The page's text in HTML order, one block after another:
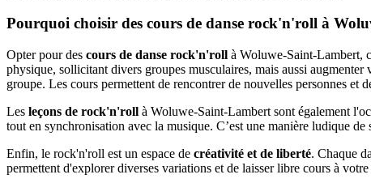
Pourquoi choisir des cours de danse rock'n'roll à
Opter pour des cours de danse rock'n'roll à Woluwe-Saint-Lambert,
physique, sollicitant divers groupes musculaires, mais aussi
groupe. Les cours permettent de rencontrer de nouvelles personnes et
Les leçons de rock'n'roll à Woluwe-Saint-Lambert sont également
tout en synchronisation avec la musique. C’est une manière ludique
Enfin, le rock'n'roll est un espace de créativité et de liberté. Chaque
permettent d'explorer diverses variations et de laisser libre cours à